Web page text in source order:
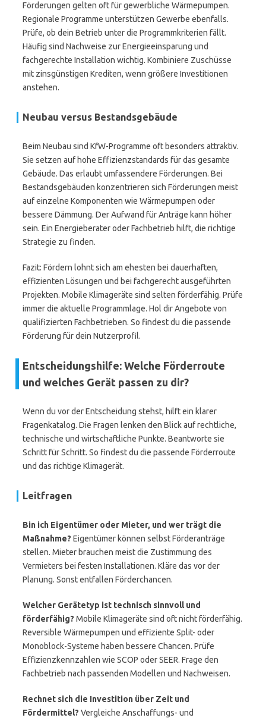
Förderungen gelten oft für gewerbliche Wärmepumpen.
Regionale Programme unterstützen Gewerbe ebenfalls.
Prüfe, ob dein Betrieb unter die Programmkriterien fällt.
Häufig sind Nachweise zur Energieeinsparung und
fachgerechte Installation wichtig. Kombiniere Zuschüsse
mit zinsgünstigen Krediten, wenn größere Investitionen
anstehen.
Neubau versus Bestandsgebäude
Beim Neubau sind KfW-Programme oft besonders attraktiv.
Sie setzen auf hohe Effizienzstandards für das gesamte
Gebäude. Das erlaubt umfassendere Förderungen. Bei
Bestandsgebäuden konzentrieren sich Förderungen meist
auf einzelne Komponenten wie Wärmepumpen oder
bessere Dämmung. Der Aufwand für Anträge kann höher
sein. Ein Energieberater oder Fachbetrieb hilft, die richtige
Strategie zu finden.
Fazit: Fördern lohnt sich am ehesten bei dauerhaften,
effizienten Lösungen und bei fachgerecht ausgeführten
Projekten. Mobile Klimageräte sind selten förderfähig. Prüfe
immer die aktuelle Programmlage. Hol dir Angebote von
qualifizierten Fachbetrieben. So findest du die passende
Förderung für dein Nutzerprofil.
Entscheidungshilfe: Welche Förderroute
und welches Gerät passen zu dir?
Wenn du vor der Entscheidung stehst, hilft ein klarer
Fragenkatalog. Die Fragen lenken den Blick auf rechtliche,
technische und wirtschaftliche Punkte. Beantworte sie
Schritt für Schritt. So findest du die passende Förderroute
und das richtige Klimagerät.
Leitfragen
Bin ich Eigentümer oder Mieter, und wer trägt die
Maßnahme? Eigentümer können selbst Förderanträge
stellen. Mieter brauchen meist die Zustimmung des
Vermieters bei festen Installationen. Kläre das vor der
Planung. Sonst entfallen Förderchancen.
Welcher Gerätetyp ist technisch sinnvoll und
förderfähig? Mobile Klimageräte sind oft nicht förderfähig.
Reversible Wärmepumpen und effiziente Split- oder
Monoblock-Systeme haben bessere Chancen. Prüfe
Effizienzkennzahlen wie SCOP oder SEER. Frage den
Fachbetrieb nach passenden Modellen und Nachweisen.
Rechnet sich die Investition über Zeit und
Fördermittel? Vergleiche Anschaffungs- und